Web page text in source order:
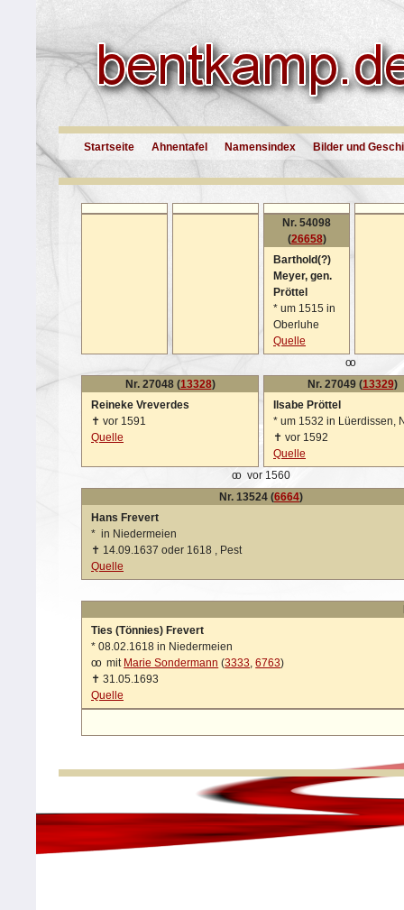
Startseite Ahnentafel Namensindex Bilder und
Nr. 54098
(26658)
Barthold(?)
Meyer, gen.
Pröttel
* um 1515 in
Oberluhe
Quelle
oo
Nr. 27048 (13328)
Reineke Vreverdes
✝ vor 1591
Quelle
Nr. 27049 (13329)
Ilsabe Pröttel
* um 1532 in Lüerdissen,
✝ vor 1592
Quelle
oo vor 1560
Nr. 13524 (6664)
Hans Frevert
* in Niedermeien
✝ 14.09.1637 oder 1618 , Pest
Quelle
Ties (Tönnies) Frevert
* 08.02.1618 in Niedermeien
oo mit Marie Sondermann (3333,6763)
✝ 31.05.1693
Quelle